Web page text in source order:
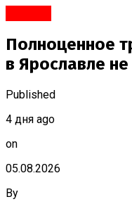
Полноценное
в Ярославле
Published
4 дня ago
on
05.08.2026
By